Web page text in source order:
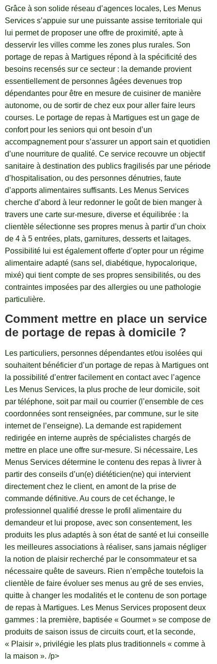
Grâce à son solide réseau d’agences locales, Les Menus
Services s’appuie sur une puissante assise territoriale qui
lui permet de proposer une offre de proximité, apte à
desservir les villes comme les zones plus rurales. Son
portage de repas à Martigues répond à la spécificité des
besoins recensés sur ce secteur : la demande provient
essentiellement de personnes âgées devenues trop
dépendantes pour être en mesure de cuisiner de manière
autonome, ou de sortir de chez eux pour aller faire leurs
courses. Le portage de repas à Martigues est un gage de
confort pour les seniors qui ont besoin d’un
accompagnement pour s’assurer un apport sain et quotidien
d’une nourriture de qualité. Ce service recouvre un objectif
sanitaire à destination des publics fragilisés par une période
d’hospitalisation, ou des personnes dénutries, faute
d’apports alimentaires suffisants. Les Menus Services
cherche d’abord à leur redonner le goût de bien manger à
travers une carte sur-mesure, diverse et équilibrée : la
clientèle sélectionne ses propres menus à partir d’un choix
de 4 à 5 entrées, plats, garnitures, desserts et laitages.
Possibilité lui est également offerte d’opter pour un régime
alimentaire adapté (sans sel, diabétique, hypocalorique,
mixé) qui tient compte de ses propres sensibilités, ou des
contraintes imposées par des allergies ou une pathologie
particulière.
Comment mettre en place un service
de portage de repas à domicile ?
Les particuliers, personnes dépendantes et/ou isolées qui
souhaitent bénéficier d’un portage de repas à Martigues ont
la possibilité d’entrer facilement en contact avec l’agence
Les Menus Services, la plus proche de leur domicile, soit
par téléphone, soit par mail ou courrier (l’ensemble de ces
coordonnées sont renseignées, par commune, sur le site
internet de l’enseigne). La demande est rapidement
redirigée en interne auprès de spécialistes chargés de
mettre en place une offre sur-mesure. Si nécessaire, Les
Menus Services détermine le contenu des repas à livrer à
partir des conseils d’un(e) diététicien(ne) qui intervient
directement chez le client, en amont de la prise de
commande définitive. Au cours de cet échange, le
professionnel qualifié dresse le profil alimentaire du
demandeur et lui propose, avec son consentement, les
produits les plus adaptés à son état de santé et lui conseille
les meilleures associations à réaliser, sans jamais négliger
la notion de plaisir recherché par le consommateur et sa
nécessaire quête de saveurs. Rien n’empêche toutefois la
clientèle de faire évoluer ses menus au gré de ses envies,
quitte à changer les modalités et le contenu de son portage
de repas à Martigues. Les Menus Services proposent deux
gammes : la première, baptisée « Gourmet » se compose de
produits de saison issus de circuits court, et la seconde,
« Plaisir », privilégie les plats plus traditionnels « comme à
la maison ». /p>